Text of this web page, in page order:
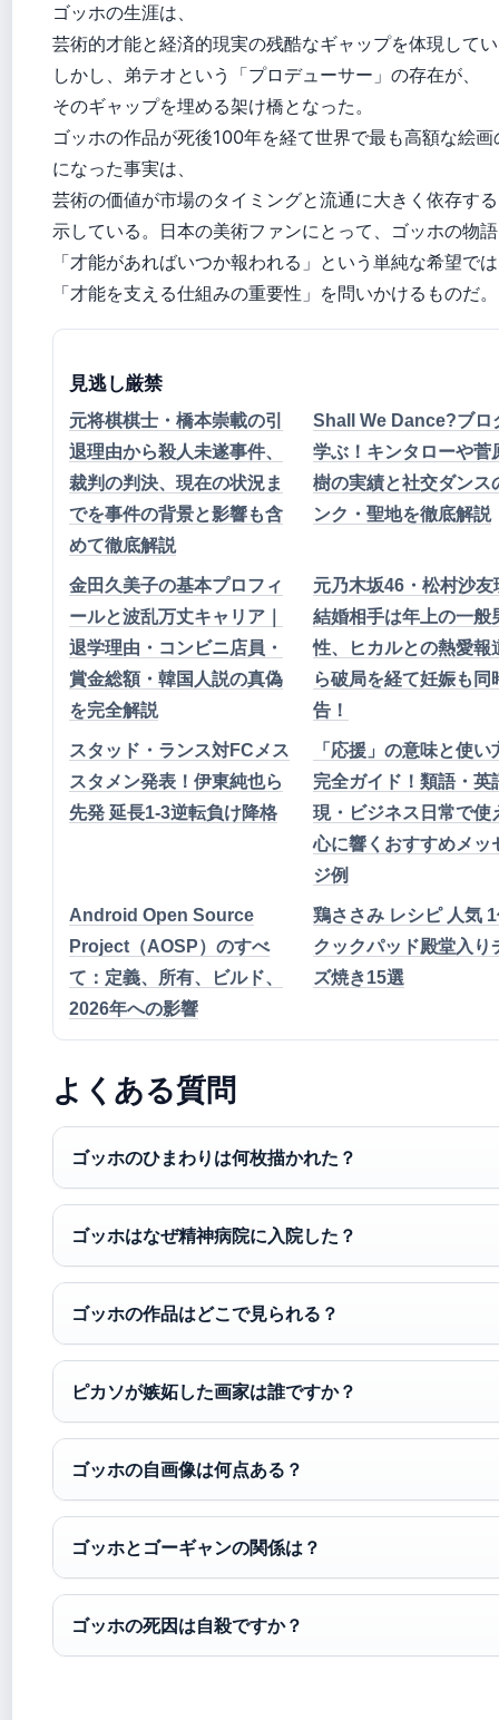
ゴッホの生涯は、
芸術的才能と経済的現実の残酷なギャップを体現して
しかし、弟テオという「プロデューサー」の存在が、
そのギャップを埋める架け橋となった。
ゴッホの作品が死後100年を経て世界で最も高額な絵画
になった事実は、
芸術の価値が市場のタイミングと流通に大きく依存す
示している。日本の美術ファンにとって、ゴッホの物
「才能があればいつか報われる」という単純な希望で
「才能を支える仕組みの重要性」を問いかけるものだ。
見逃し厳禁
元将棋棋士・橋本崇載の引
退理由から殺人未遂事件、
裁判の判決、現在の状況ま
でを事件の背景と影響も含
めて徹底解説
Shall We Dance?ブロ
学ぶ！キンタローや菅
樹の実績と社交ダンス
ンク・聖地を徹底解説
金田久美子の基本プロフィ
ールと波乱万丈キャリア｜
退学理由・コンビニ店員・
賞金総額・韓国人説の真偽
を完全解説
元乃木坂46・松村沙友
結婚相手は年上の一般
性、ヒカルとの熱愛報
ら破局を経て妊娠も同
告！
スタッド・ランス対FCメス
スタメン発表！伊東純也ら
先発 延長1-3逆転負け降格
「応援」の意味と使い
完全ガイド！類語・英
現・ビジネス日常で使
心に響くおすすめメッ
ジ例
Android Open Source
Project（AOSP）のすべ
て：定義、所有、ビルド、
2026年への影響
鶏ささみ レシピ 人気
クックパッド殿堂入り
ズ焼き15選
よくある質問
ゴッホのひまわりは何枚描かれた？
ゴッホはなぜ精神病院に入院した？
ゴッホの作品はどこで見られる？
ピカソが嫉妬した画家は誰ですか？
ゴッホの自画像は何点ある？
ゴッホとゴーギャンの関係は？
ゴッホの死因は自殺ですか？